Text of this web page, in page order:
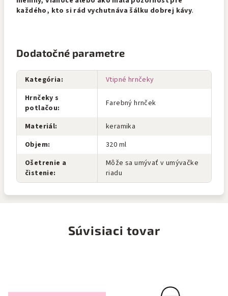
každého, kto si rád vychutnáva šálku dobrej kávy.
Dodatočné parametre
Kategória:
Vtipné hrnčeky
Hrnčeky s
potlačou: Farebný hrnček
Materiál:
keramika
Objem:
320 ml
Ošetrenie a
čistenie:
Môže sa umývať v umývačke
riadu
Súvisiaci tovar